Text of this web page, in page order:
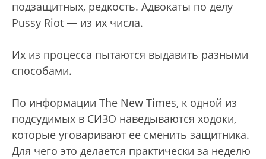
подзащитных, редкость. Адвокаты по делу
Pussy Riot — из их числа.
Их из процесса пытаются выдавить разными
способами.
По информации The New Times, к одной из
подсудимых в СИЗО наведываются ходоки,
которые уговаривают ее сменить защитника.
Для чего это делается практически за неделю